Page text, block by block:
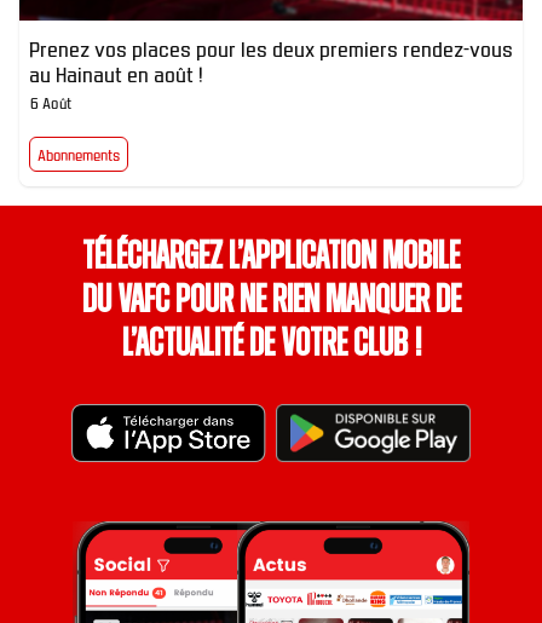
Prenez vos places pour les deux premiers rendez-vous
au Hainaut en août !
6 Août
Abonnements
Téléchargez l’application mobile
du VAFC pour ne rien manquer de
l’actualité de votre club !